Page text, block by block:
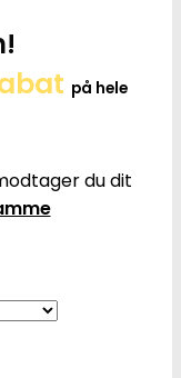
på hele
du dit